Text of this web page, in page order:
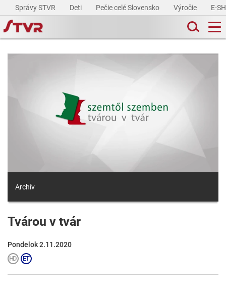
Správy STVR Deti Pečie celé Slovensko Výročie E-
Archív
Tvárou v tvár
Pondelok 2.11.2020